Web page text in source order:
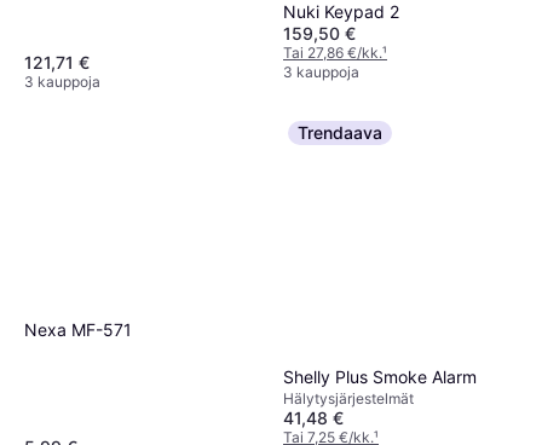
121,71 €
3 kauppoja
Nuki Keypad 2
159,50 €
Tai 27,86 €/kk.¹
3 kauppoja
Nexa MF-571
Trendaava
Shelly Plus Smoke Alarm
Hälytysjärjestelmät
41,48 €
Tai 7,25 €/kk.¹